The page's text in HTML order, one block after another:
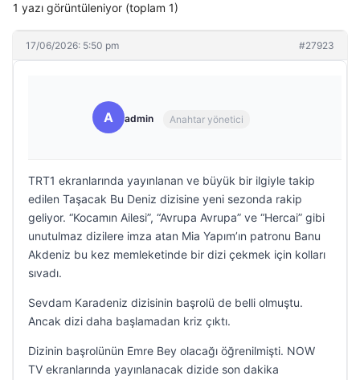
1 yazı görüntüleniyor (toplam 1)
17/06/2026: 5:50 pm #27923
A admin Anahtar yönetici
TRT1 ekranlarında yayınlanan ve büyük bir ilgiyle takip
edilen Taşacak Bu Deniz dizisine yeni sezonda rakip
geliyor. “Kocamın Ailesi”, “Avrupa Avrupa” ve “Hercai” gibi
unutulmaz dizilere imza atan Mia Yapım’ın patronu Banu
Akdeniz bu kez memleketinde bir dizi çekmek için kolları
sıvadı.
Sevdam Karadeniz dizisinin başrolü de belli olmuştu.
Ancak dizi daha başlamadan kriz çıktı.
Dizinin başrolünün Emre Bey olacağı öğrenilmişti. NOW
TV ekranlarında yayınlanacak dizide son dakika